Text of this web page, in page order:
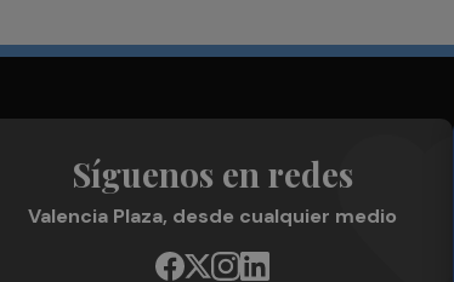
Síguenos en redes
Valencia Plaza, desde cualquier medio